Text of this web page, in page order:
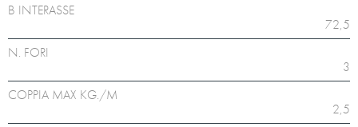
B INTERASSE
72,5
N. FORI
3
COPPIA MAX KG./M
2,5